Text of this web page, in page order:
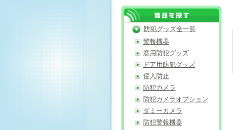
防犯グッズ全一覧
警報機器
窓用防犯グッズ
ドア用防犯グッズ
侵入防止
防犯カメラ
防犯カメラオプション
ダミーカメラ
防犯警報機器